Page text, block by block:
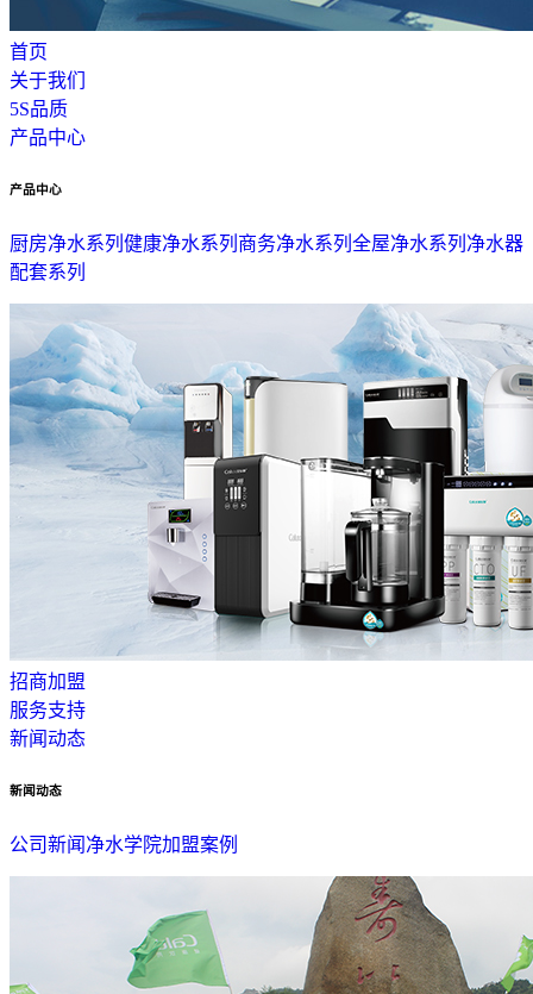
首页
关于我们
5S品质
产品中心
产品中心
厨房净水系列 健康净水系列 商务净水系列 全屋净水系列 净水器
配套系列
招商加盟
服务支持
新闻动态
新闻动态
公司新闻 净水学院加盟案例